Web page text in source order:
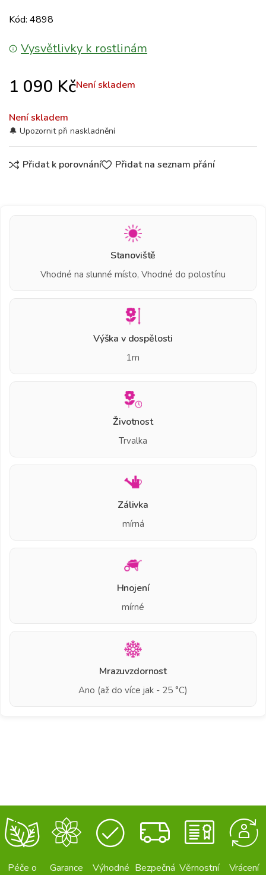
Kód: 4898
Vysvětlivky k rostlinám
1 090 KčNení skladem
Není skladem
Přidat k porovnání Přidat na seznam přání
Stanoviště
Vhodné na slunné místo, Vhodné do polostínu
Výška v dospělosti
1m
Životnost
Trvalka
Zálivka
mírná
Hnojení
mírné
Mrazuvzdornost
Ano (až do více jak - 25 °C)
Péče o
Garance
Výhodné Bezpečná Věrnostní
Vrácení